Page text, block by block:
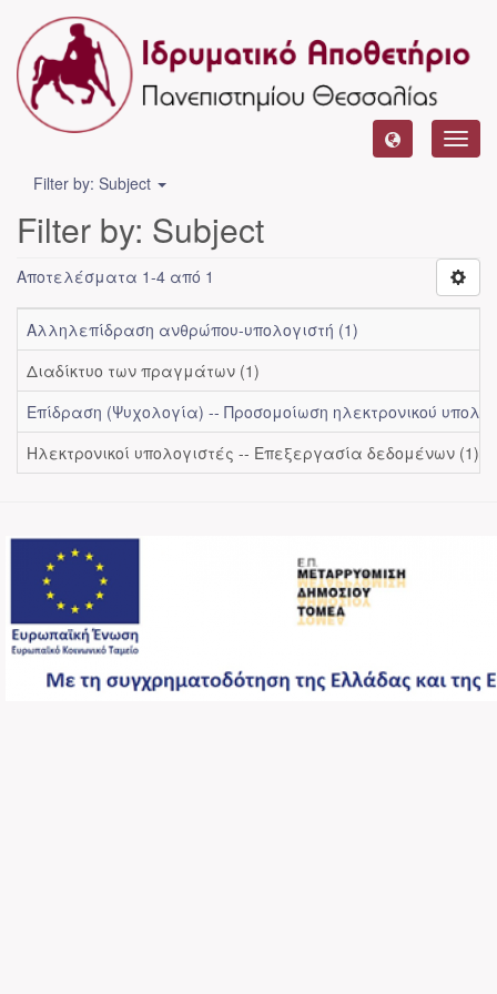
Filter by: Subject
Filter by: Subject
Αποτελέσματα 1-4 από 1
Αλληλεπίδραση ανθρώπου-υπολογιστή (1)
Διαδίκτυο των πραγμάτων (1)
Επίδραση (Ψυχολογία) -- Προσομοίωση ηλεκτρονικού
Ηλεκτρονικοί υπολογιστές -- Επεξεργασία δεδομένων (1)